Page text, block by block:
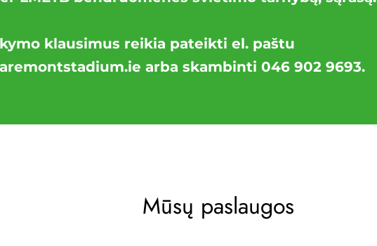
klausimus reikia pateikti el. paštu
arba skambinti 046 902 9693.
Mūsų paslaugos